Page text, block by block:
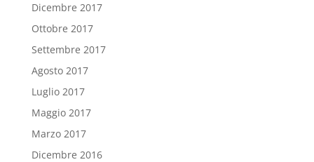
Dicembre 2017
Ottobre 2017
Settembre 2017
Agosto 2017
Luglio 2017
Maggio 2017
Marzo 2017
Dicembre 2016